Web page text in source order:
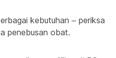
kebutuhan – periksa
penebusan obat.